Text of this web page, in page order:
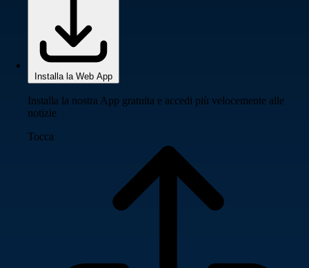
Installa la Web App
Installa la nostra App gratuita e accedi più velocemente alle
notizie
Tocca